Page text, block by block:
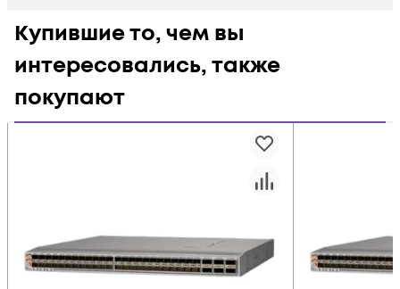
Купившие то, чем вы
интересовались, также
покупают